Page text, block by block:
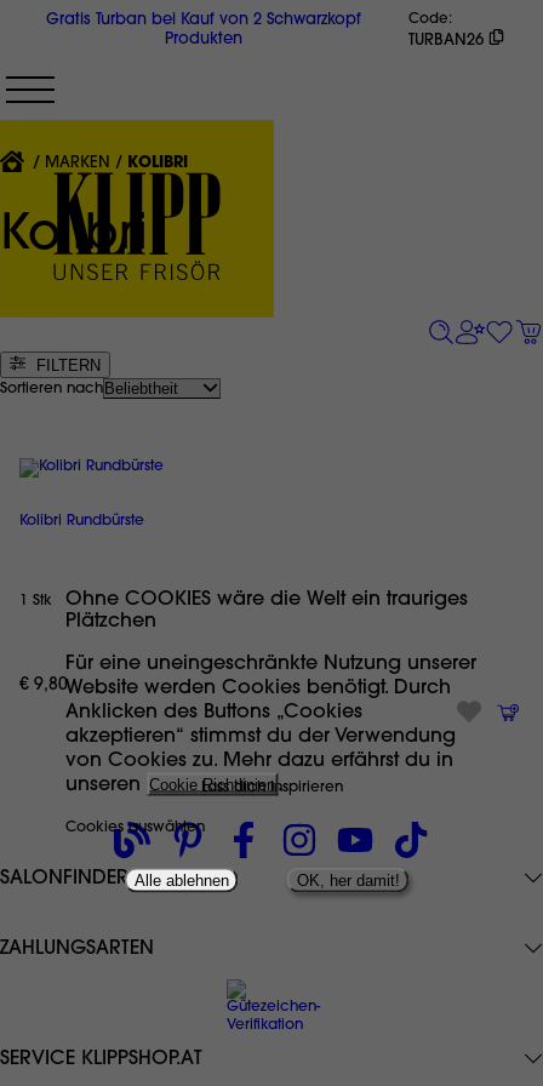
Gratis Turban bei Kauf von 2 Schwarzkopf
Produkten
Code
TURBAN26
MARKEN {'CURRENT'|T}:
KOLIBRI
Kolibri
FILTERN
Sortieren nach
Kolibri Rundbürste
1 Stk
€ 9,80
Lass dich inspirieren
SALONFINDER
ZAHLUNGSARTEN
SERVICE KLIPPSHOP.AT
Ohne COOKIES wäre die Welt ein trauriges
Plätzchen
Für eine uneingeschränkte Nutzung unserer
Website werden Cookies benötigt. Durch
Anklicken des Buttons „Cookies
akzeptieren“ stimmst du der Verwendung
von Cookies zu. Mehr dazu erfährst du in
unseren Cookie Richtlinien.
Cookies auswählen
Alle ablehnen OK, her damit!